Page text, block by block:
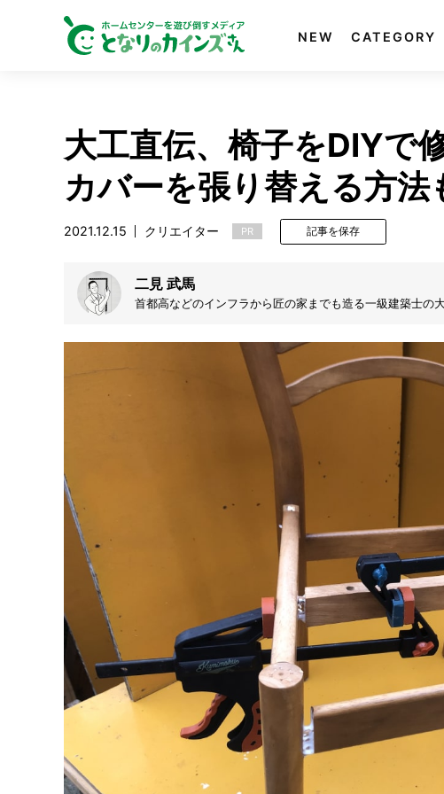
NEW CATEGORY
大工直伝、椅子をDIYで
カバーを張り替える方法
2021.12.15 クリエイター PR 記事を保存
二見 武馬
首都高などのインフラから匠の家までも造る一級建築士の
コなど、各種技能もお任せあれ！